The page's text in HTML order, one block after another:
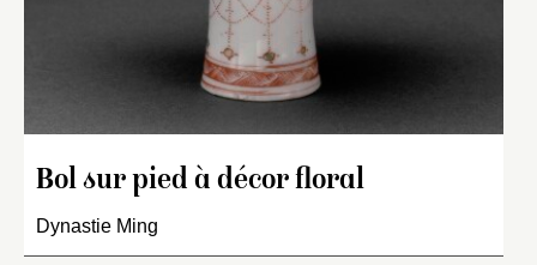
Bol sur pied à décor floral
Dynastie Ming